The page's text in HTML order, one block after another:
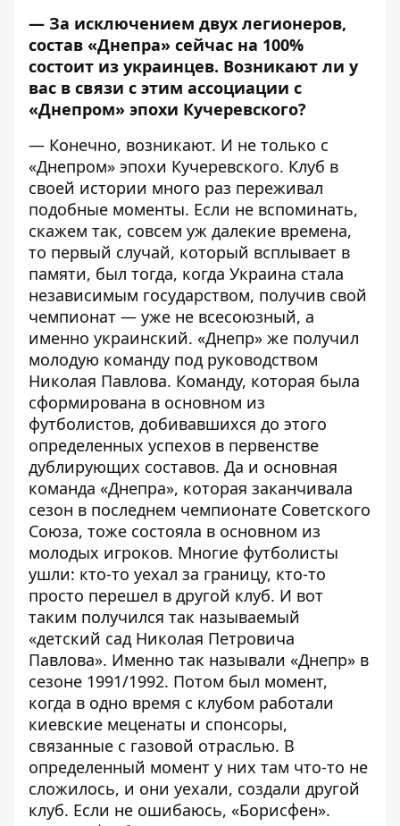
— За исключением двух легионеров,
состав «Днепра» сейчас на 100%
состоит из украинцев. Возникают ли у
вас в связи с этим ассоциации с
«Днепром» эпохи Кучеревского?
— Конечно, возникают. И не только с
«Днепром» эпохи Кучеревского. Клуб в
своей истории много раз переживал
подобные моменты. Если не вспоминать,
скажем так, совсем уж далекие времена,
то первый случай, который всплывает в
памяти, был тогда, когда Украина стала
независимым государством, получив свой
чемпионат — уже не всесоюзный, а
именно украинский. «Днепр» же получил
молодую команду под руководством
Николая Павлова. Команду, которая была
сформирована в основном из
футболистов, добивавшихся до этого
определенных успехов в первенстве
дублирующих составов. Да и основная
команда «Днепра», которая заканчивала
сезон в последнем чемпионате Советского
Союза, тоже состояла в основном из
молодых игроков. Многие футболисты
ушли: кто-то уехал за границу, кто-то
просто перешел в другой клуб. И вот
таким получился так называемый
«детский сад Николая Петровича
Павлова». Именно так называли «Днепр» в
сезоне 1991/1992. Потом был момент,
когда в одно время с клубом работали
киевские меценаты и спонсоры,
связанные с газовой отраслью. В
определенный момент у них там что-то не
сложилось, и они уехали, создали другой
клуб. Если не ошибаюсь, «Борисфен».